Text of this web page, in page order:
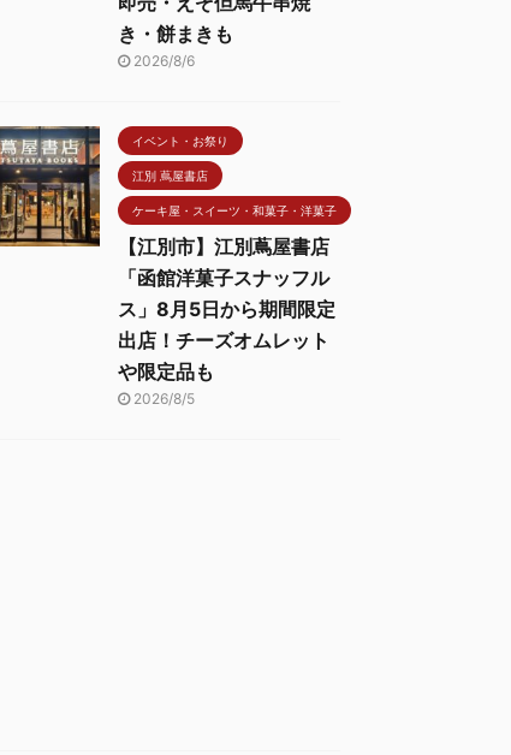
き・餅まきも
2026/8/6
イベント・お祭り
江別 蔦屋書店
ケーキ屋・スイーツ・和菓子・洋菓子
【江別市】江別蔦屋書店
「函館洋菓子スナッフル
ス」8月5日から期間限定
出店！チーズオムレット
や限定品も
2026/8/5